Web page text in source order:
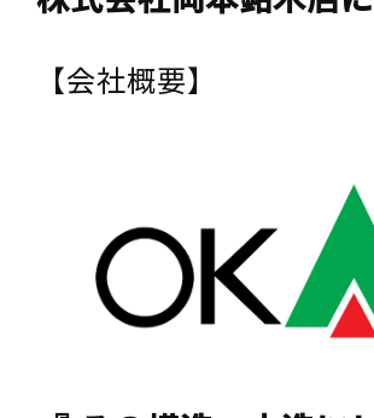
【会社概要】